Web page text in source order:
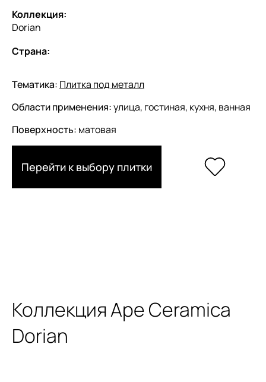
Коллекция:
Dorian
Страна:
Тематика: Плитка под металл
Области применения:улица, гостиная, кухня, ванная
Поверхность: матовая
Перейти к выбору плитки
Коллекция Ape Ceramica
Dorian